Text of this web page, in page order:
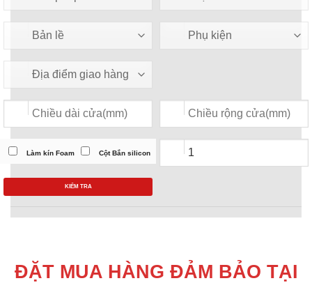
Làm kín Foam Cột Bắn silicon
KIỂM TRA
ĐẶT MUA HÀNG ĐẢM BẢO TẠI